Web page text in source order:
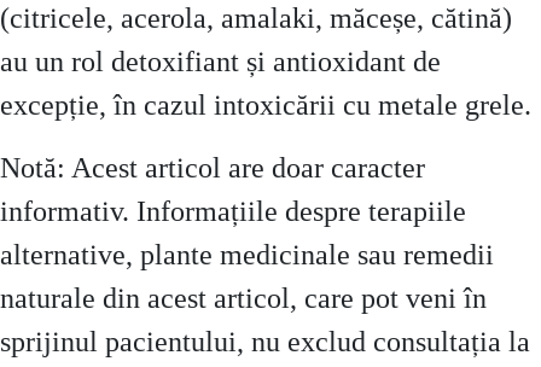
(citricele, acerola, amalaki, măceșe, cătină)
au un rol detoxifiant și antioxidant de
excepție, în cazul intoxicării cu metale grele.
Notă: Acest articol are doar caracter
informativ. Informațiile despre terapiile
alternative, plante medicinale sau remedii
naturale din acest articol, care pot veni în
sprijinul pacientului, nu exclud consultația la